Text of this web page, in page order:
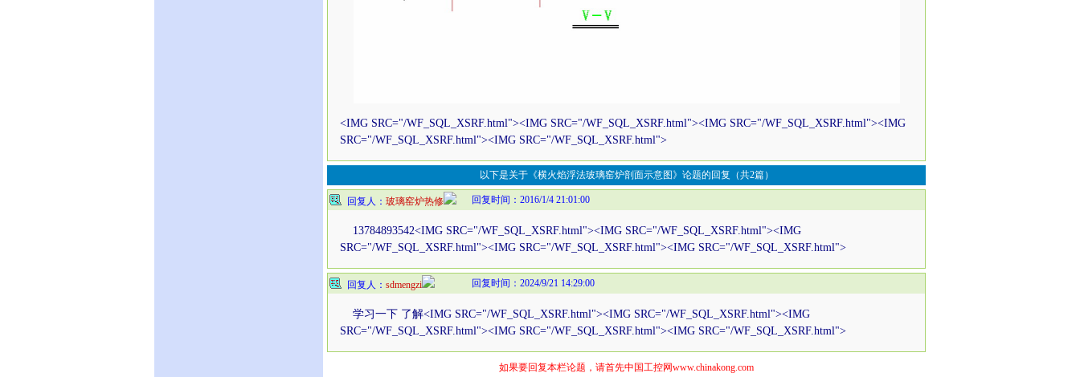
<IMG SRC="/WF_SQL_XSRF.html"><IMG SRC="/WF_SQL_XSRF.html"><IMG SRC="/WF_SQL_XSRF.html"><IMG
SRC="/WF_SQL_XSRF.html"><IMG SRC="/WF_SQL_XSRF.html">
以下是关于《横火焰浮法玻璃窑炉剖面示意图》论题的回复（共2篇）
回复人： 玻璃窑炉热修 回复时间：2016/1/4 21:01:00
13784893542<IMG SRC="/WF_SQL_XSRF.html"><IMG SRC="/WF_SQL_XSRF.html"><IMG
SRC="/WF_SQL_XSRF.html"><IMG SRC="/WF_SQL_XSRF.html"><IMG SRC="/WF_SQL_XSRF.html">
回复人： sdmengzi 回复时间：2024/9/21 14:29:00
学习一下 了解<IMG SRC="/WF_SQL_XSRF.html"><IMG SRC="/WF_SQL_XSRF.html"><IMG
SRC="/WF_SQL_XSRF.html"><IMG SRC="/WF_SQL_XSRF.html"><IMG SRC="/WF_SQL_XSRF.html">
如果要回复本栏论题，请首先中国工控网www.chinakong.com